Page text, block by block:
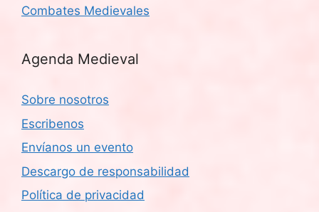
Combates Medievales
Agenda Medieval
Sobre nosotros
Escribenos
Envíanos un evento
Descargo de responsabilidad
Política de privacidad